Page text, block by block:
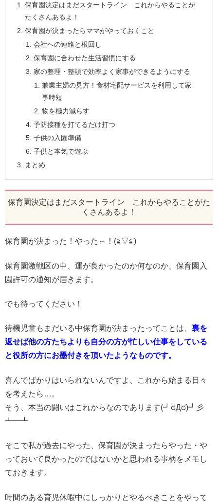
保育園決定はまだスタートライン これからやることが
たくさんあるよ！
保育園が決まったらママがやっておくこと
会社への連絡と根回し
保育園に合わせた生活習慣にする
家の整理・整頓で効率よく家事ができるようにする
兼業主婦の見方！食材宅配サービスを利用して家
事時短
物を極力減らす
予防接種を打てるだけ打つ
子供の入園準備
子供と本気で遊ぶ
まとめ
保育園決定はまだスタートライン これからやることがた
くさんあるよ！
保育園が決まった！やった～！(≧▽≦)
保育園激戦区の中、運が良かったのか何なのか、保育園入
園許可の通知が届きます。
でも待ってください！
待機児童もまだいる中保育園が決まったってことは、 裏を
返せば他の方たちよりも自分の方が忙しい仕事をしている
と役所の方にお墨付きを頂いたようなものです。
喜んでばかりはいられないんですよ、これから始まる日々
を考えたら…。
そう、本当の闘いはこれからなのであります(┛ಠДಠ)┛彡
┻━┻
そこで私が過去にやった、保育園が決まったらやった・や
っておいて良かったのではないかと思われる事柄をメモし
ておきます。
時間のある育児休暇中にしっかりとやるべきことをやって